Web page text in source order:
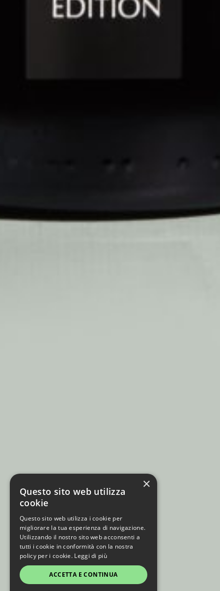
×
Questo sito web utilizza
cookie
Questo sito web utilizza i cookie per
migliorare la tua esperienza di navigazione.
Utilizzando il nostro sito web acconsenti a
tutti i cookie in conformità con la nostra
policy per i cookie. Leggi di più
ACCETTA E CONTINUA